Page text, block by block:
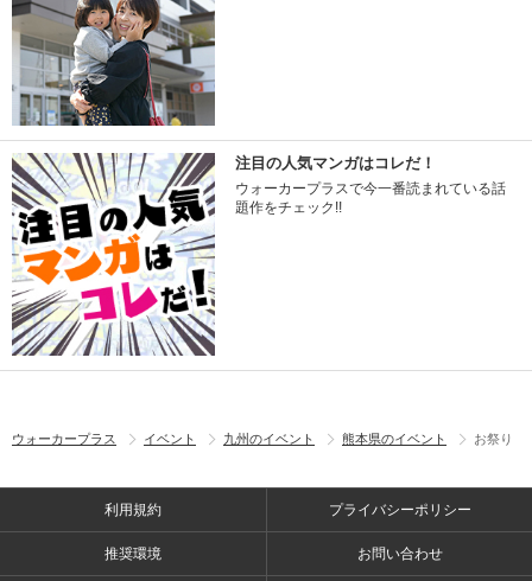
注目の人気マンガはコレだ！
ウォーカープラスで今一番読まれている話
題作をチェック!!
ウォーカープラス イベント 九州のイベント 熊本県のイベント お祭り
利用規約 プライバシーポリシー
推奨環境 お問い合わせ